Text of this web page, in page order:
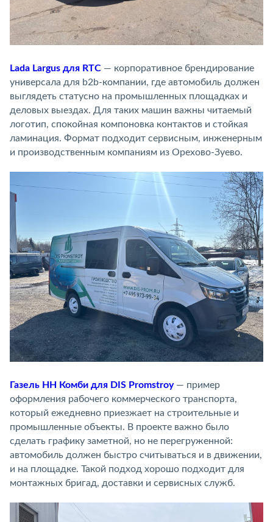
Lada Largus для RTC — корпоративное брендирование
универсала для b2b-компании, где автомобиль должен
выглядеть статусно на промышленных площадках и
деловых выездах. Для таких машин важны читаемый
логотип, спокойная компоновка контактов и стойкая
ламинация. Формат подходит сервисным, инженерным
и производственным компаниям из Орехово-Зуево.
Газель НН Комби для DIS Promstroy— пример
оформления рабочего коммерческого транспорта,
который ежедневно приезжает на строительные и
промышленные объекты. В проекте важно было
сделать графику заметной, но не перегруженной:
автомобиль должен быстро считываться и в движении,
и на площадке. Такой подход хорошо подходит для
монтажных бригад, доставки и сервисных служб.